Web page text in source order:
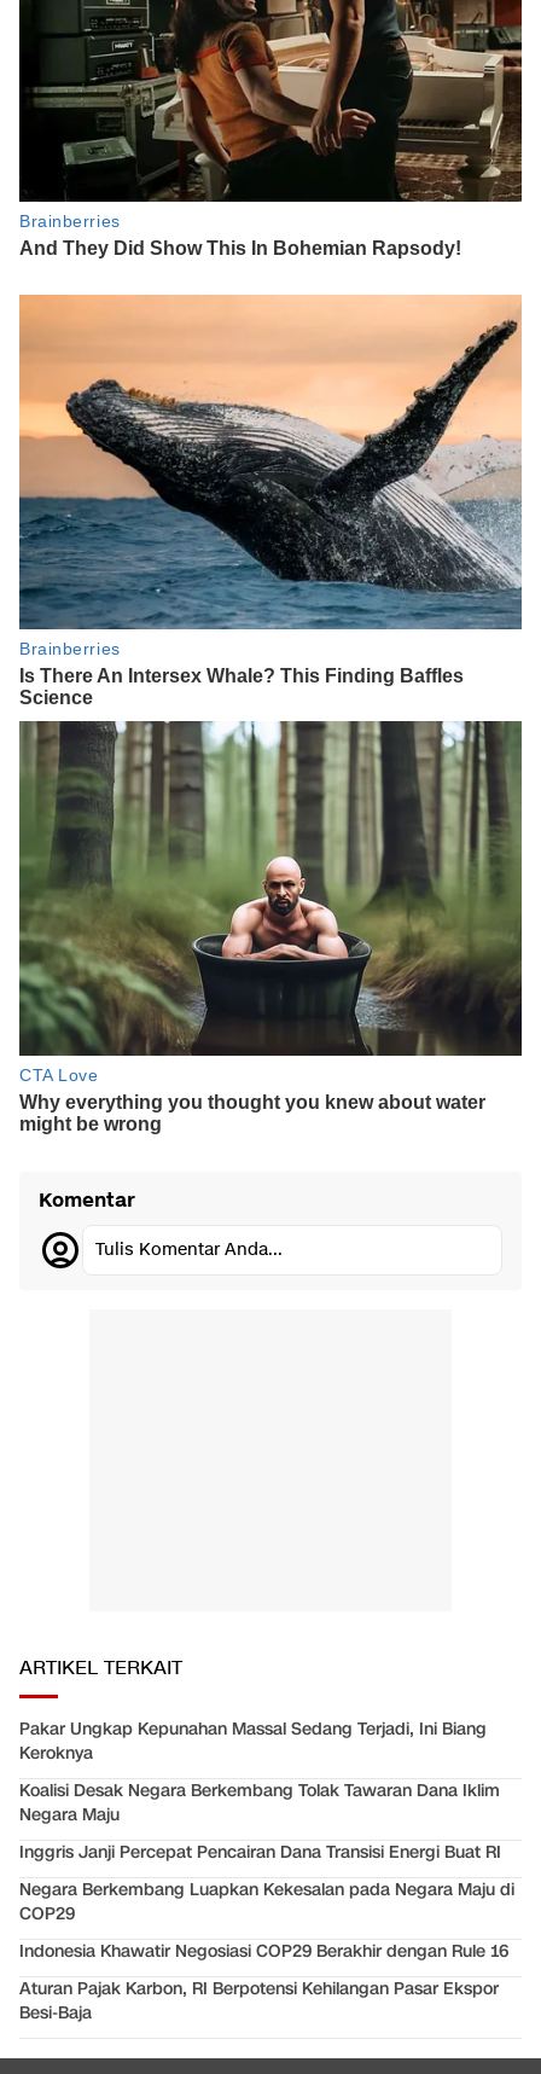
Komentar
Tulis Komentar Anda...
ARTIKEL TERKAIT
Pakar Ungkap Kepunahan Massal Sedang Terjadi, Ini Biang
Keroknya
Koalisi Desak Negara Berkembang Tolak Tawaran Dana Iklim
Negara Maju
Inggris Janji Percepat Pencairan Dana Transisi Energi Buat RI
Negara Berkembang Luapkan Kekesalan pada Negara Maju di
COP29
Indonesia Khawatir Negosiasi COP29 Berakhir dengan Rule 16
Aturan Pajak Karbon, RI Berpotensi Kehilangan Pasar Ekspor
Besi-Baja